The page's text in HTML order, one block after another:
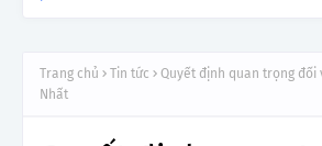
Trang chủ Tin tức
Quyết định quan trọng đối
Nhất